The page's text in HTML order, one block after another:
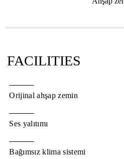
FACILITIES
Orijinal ahşap zemin
Ses yalıtımı
Bağımsız klima sistemi